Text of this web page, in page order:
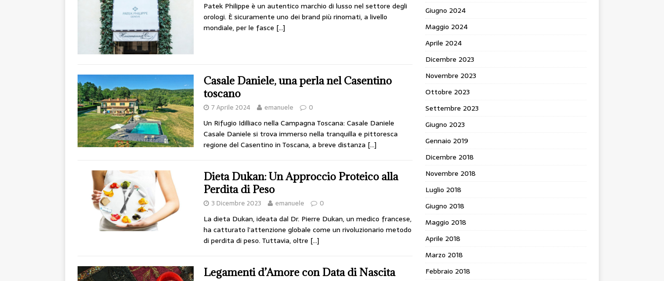
Patek Philippe è un autentico marchio di lusso nel settore degli
orologi. È sicuramente uno dei brand più rinomati, a livello
mondiale, per le fasce […]
Casale Daniele, una perla nel Casentino
toscano
7 Aprile 2024 emanuele 0
Un Rifugio Idilliaco nella Campagna Toscana: Casale Daniele
Casale Daniele si trova immerso nella tranquilla e pittoresca
regione del Casentino in Toscana, a breve distanza […]
Dieta Dukan: Un Approccio Proteico alla
Perdita di Peso
3 Dicembre 2023 emanuele 0
La dieta Dukan, ideata dal Dr. Pierre Dukan, un medico francese,
ha catturato l’attenzione globale come un rivoluzionario metodo
di perdita di peso. Tuttavia, oltre […]
Legamenti d’Amore con Data di Nascita
Giugno 2024
Maggio 2024
Aprile 2024
Dicembre 2023
Novembre 2023
Ottobre 2023
Settembre 2023
Giugno 2023
Gennaio 2019
Dicembre 2018
Novembre 2018
Luglio 2018
Giugno 2018
Maggio 2018
Aprile 2018
Marzo 2018
Febbraio 2018